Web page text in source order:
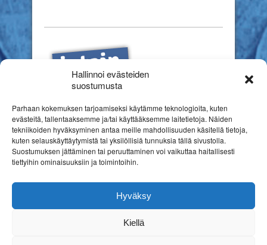
Hallinnoi evästeiden
suostumusta
Parhaan kokemuksen tarjoamiseksi käytämme teknologioita, kuten
evästeitä, tallentaaksemme ja/tai käyttääksemme laitetietoja. Näiden
tekniikoiden hyväksyminen antaa meille mahdollisuuden käsitellä tietoja,
kuten selauskäyttäytymistä tai yksilöllisiä tunnuksia tällä sivustolla.
Suostumuksen jättäminen tai peruuttaminen voi vaikuttaa haitallisesti
tiettyihin ominaisuuksiin ja toimintoihin.
Hyväksy
Kiellä